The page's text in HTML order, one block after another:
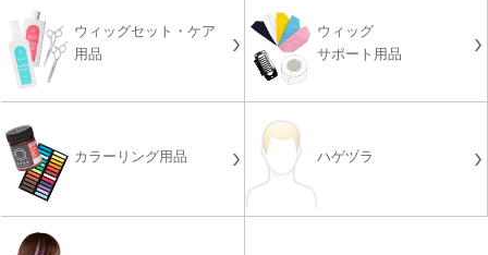
ウィッグセット・ケア
用品
ウィッグ
サポート用品
カラーリング用品 ハゲヅラ